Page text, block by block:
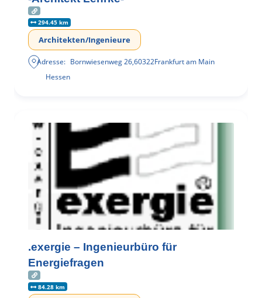
294.45 km
Architekten/Ingenieure
Adresse: Bornwiesenweg 26,60322Frankfurt am Main
Hessen
.exergie – Ingenieurbüro für
Energiefragen
84.28 km